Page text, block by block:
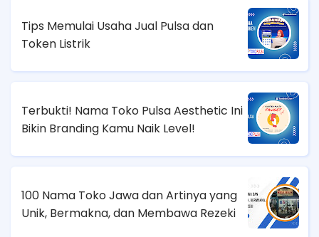
Tips Memulai Usaha Jual Pulsa dan
Token Listrik
Terbukti! Nama Toko Pulsa Aesthetic Ini
Bikin Branding Kamu Naik Level!
100 Nama Toko Jawa dan Artinya yang
Unik, Bermakna, dan Membawa Rezeki